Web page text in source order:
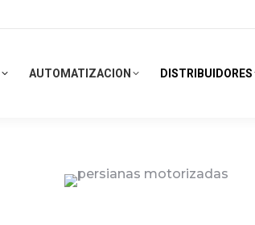
AUTOMATIZACION DISTRIBUIDORES